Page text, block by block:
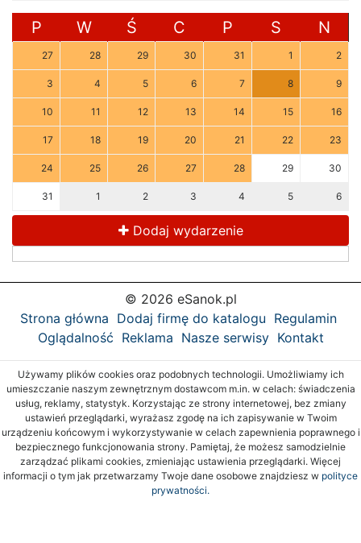
P W Ś C P S N
27 28 29 30 31 1 2
3 4 5 6 7 8 9
10 11 12 13 14 15 16
17 18 19 20 21 22 23
24 25 26 27 28 29 30
31 1 2 3 4 5 6
Dodaj wydarzenie
© 2026 eSanok.pl
Strona główna Dodaj firmę do katalogu Regulamin
Oglądalność Reklama Nasze serwisy Kontakt
Używamy plików cookies oraz podobnych technologii. Umożliwiamy ich
umieszczanie naszym zewnętrznym dostawcom m.in. w celach: świadczenia
usług, reklamy, statystyk. Korzystając ze strony internetowej, bez zmiany
ustawień przeglądarki, wyrażasz zgodę na ich zapisywanie w Twoim
urządzeniu końcowym i wykorzystywanie w celach zapewnienia poprawnego i
bezpiecznego funkcjonowania strony. Pamiętaj, że możesz samodzielnie
zarządzać plikami cookies, zmieniając ustawienia przeglądarki. Więcej
informacji o tym jak przetwarzamy Twoje dane osobowe znajdziesz w polityce
prywatności.